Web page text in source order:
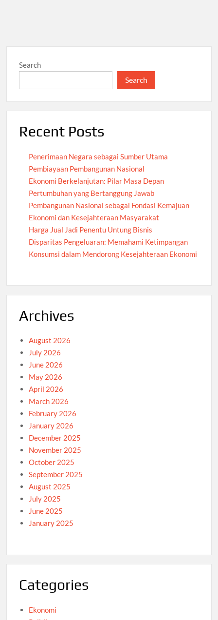
Search
Search
Recent Posts
Penerimaan Negara sebagai Sumber Utama
Pembiayaan Pembangunan Nasional
Ekonomi Berkelanjutan: Pilar Masa Depan
Pertumbuhan yang Bertanggung Jawab
Pembangunan Nasional sebagai Fondasi Kemajuan
Ekonomi dan Kesejahteraan Masyarakat
Harga Jual Jadi Penentu Untung Bisnis
Disparitas Pengeluaran: Memahami Ketimpangan
Konsumsi dalam Mendorong Kesejahteraan Ekonomi
Archives
August 2026
July 2026
June 2026
May 2026
April 2026
March 2026
February 2026
January 2026
December 2025
November 2025
October 2025
September 2025
August 2025
July 2025
June 2025
January 2025
Categories
Ekonomi